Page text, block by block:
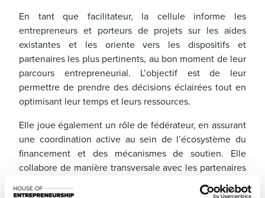
En tant que facilitateur, la cellule informe les
entrepreneurs et porteurs de projets sur les aides
existantes et les oriente vers les dispositifs et
partenaires les plus pertinents, au bon moment de leur
parcours entrepreneurial. L’objectif est de leur
permettre de prendre des décisions éclairées tout en
optimisant leur temps et leurs ressources.
Elle joue également un rôle de fédérateur, en assurant
une coordination active au sein de l’écosystème du
financement et des mécanismes de soutien. Elle
collabore de manière transversale avec les partenaires
publics et privés, dont le ministère de l’Economie, afin